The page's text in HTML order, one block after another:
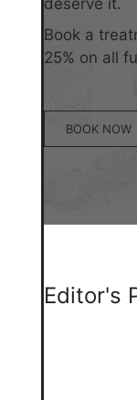
Book a
25% on all
BOOK NOW
Editor's